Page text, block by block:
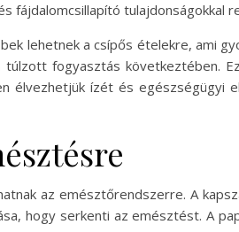
fájdalomcsillapító tulajdonságokkal
lehetnek a csípős ételekre, ami
fogyasztás következtében.
élvezhetjük ízét és egészségügyi
az emésztőrendszerre. A
hogy serkenti az emésztést. A